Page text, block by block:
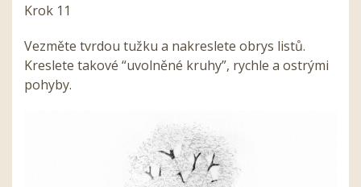
Krok 11
Vezměte tvrdou tužku a nakreslete obrys listů.
Kreslete takové “uvolněné kruhy”, rychle a ostrými
pohyby.